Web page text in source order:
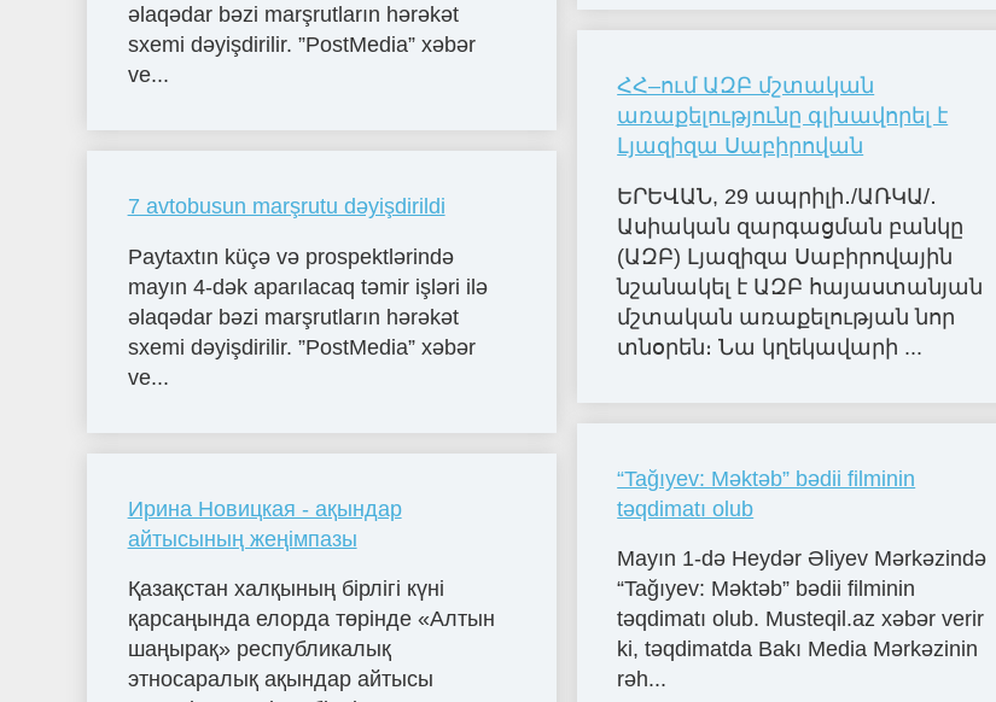
əlaqədar bəzi marşrutların hərəkət
sxemi dəyişdirilir. ”PostMedia” xəbər
ve...
7 avtobusun marşrutu dəyişdirildi
Paytaxtın küçə və prospektlərində
mayın 4-dək aparılacaq təmir işləri ilə
əlaqədar bəzi marşrutların hərəkət
sxemi dəyişdirilir. ”PostMedia” xəbər
ve...
Ирина Новицкая - ақындар
айтысының жеңімпазы
Қазақстан халқының бірлігі күні
қарсаңында елорда төрінде «Алтын
шаңырақ» республикалық
этносаралық ақындар айтысы
ՀՀ–ում ԱԶԲ մշտական
առաքելությունը գլխավորել է
Լյազիզա Սաբիրովան
ԵՐԵՎԱՆ, 29 ապրիլի․/ԱՌԿԱ/․
Ասիական զարգացման բանկը
(ԱԶԲ) Լյազիզա Սաբիրովային
նշանակել է ԱԶԲ հայաստանյան
մշտական առաքելության նոր
տնօրեն։ Նա կղեկավարի ...
“Tağıyev: Məktəb” bədii filminin
təqdimatı olub
Mayın 1-də Heydər Əliyev Mərkəzində
“Tağıyev: Məktəb” bədii filminin
təqdimatı olub. Musteqil.az xəbər verir
ki, təqdimatda Bakı Media Mərkəzinin
rəh...